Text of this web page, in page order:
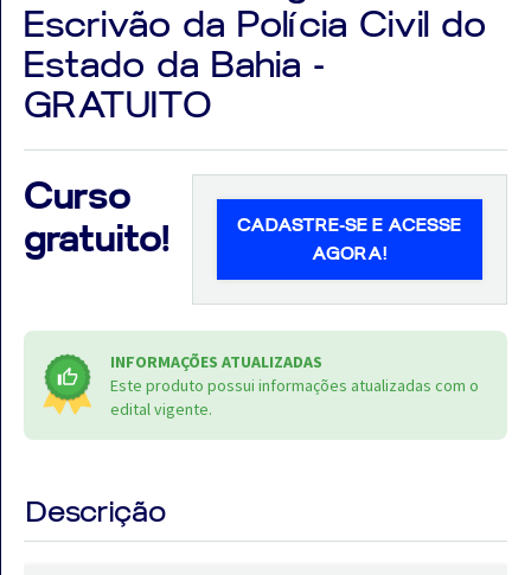
Notícias
Aulas
VIVO
GRATUITAS!
Escrivão da Polícia Civil do
Estado da Bahia -
GRATUITO
Curso
gratuito!
CADASTRE-SE E ACESSE
AGORA!
INFORMAÇÕES ATUALIZADAS
Este produto possui informações atualizadas com o
edital vigente.
Descrição